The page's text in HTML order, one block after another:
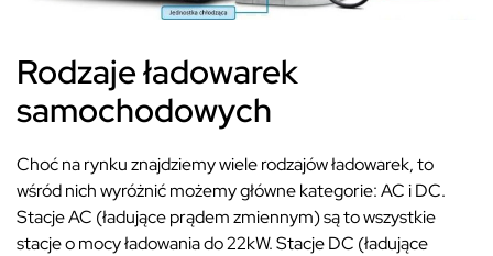
Rodzaje ładowarek
samochodowych
Choć na rynku znajdziemy wiele rodzajów ładowarek, to
wśród nich wyróżnić możemy główne kategorie: AC i DC.
Stacje AC (ładujące prądem zmiennym) są to wszystkie
stacje o mocy ładowania do 22kW. Stacje DC (ładujące